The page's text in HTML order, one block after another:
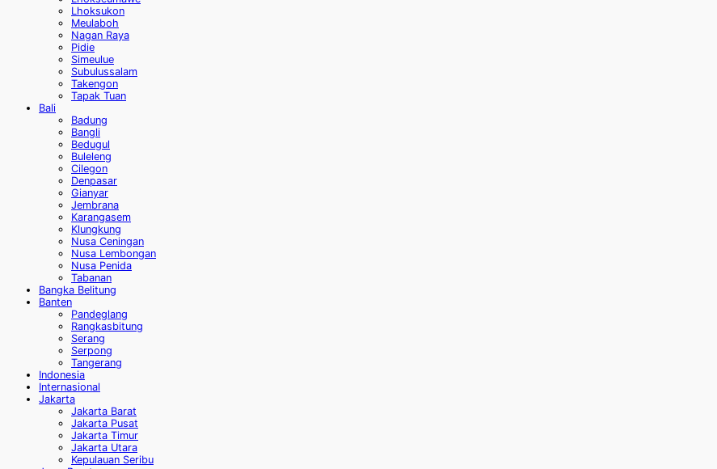
Lhoksukon
Meulaboh
Nagan Raya
Pidie
Simeulue
Subulussalam
Takengon
Tapak Tuan
Bali
Badung
Bangli
Bedugul
Buleleng
Cilegon
Denpasar
Gianyar
Jembrana
Karangasem
Klungkung
Nusa Ceningan
Nusa Lembongan
Nusa Penida
Tabanan
Bangka Belitung
Banten
Pandeglang
Rangkasbitung
Serang
Serpong
Tangerang
Indonesia
Internasional
Jakarta
Jakarta Barat
Jakarta Pusat
Jakarta Timur
Jakarta Utara
Kepulauan Seribu